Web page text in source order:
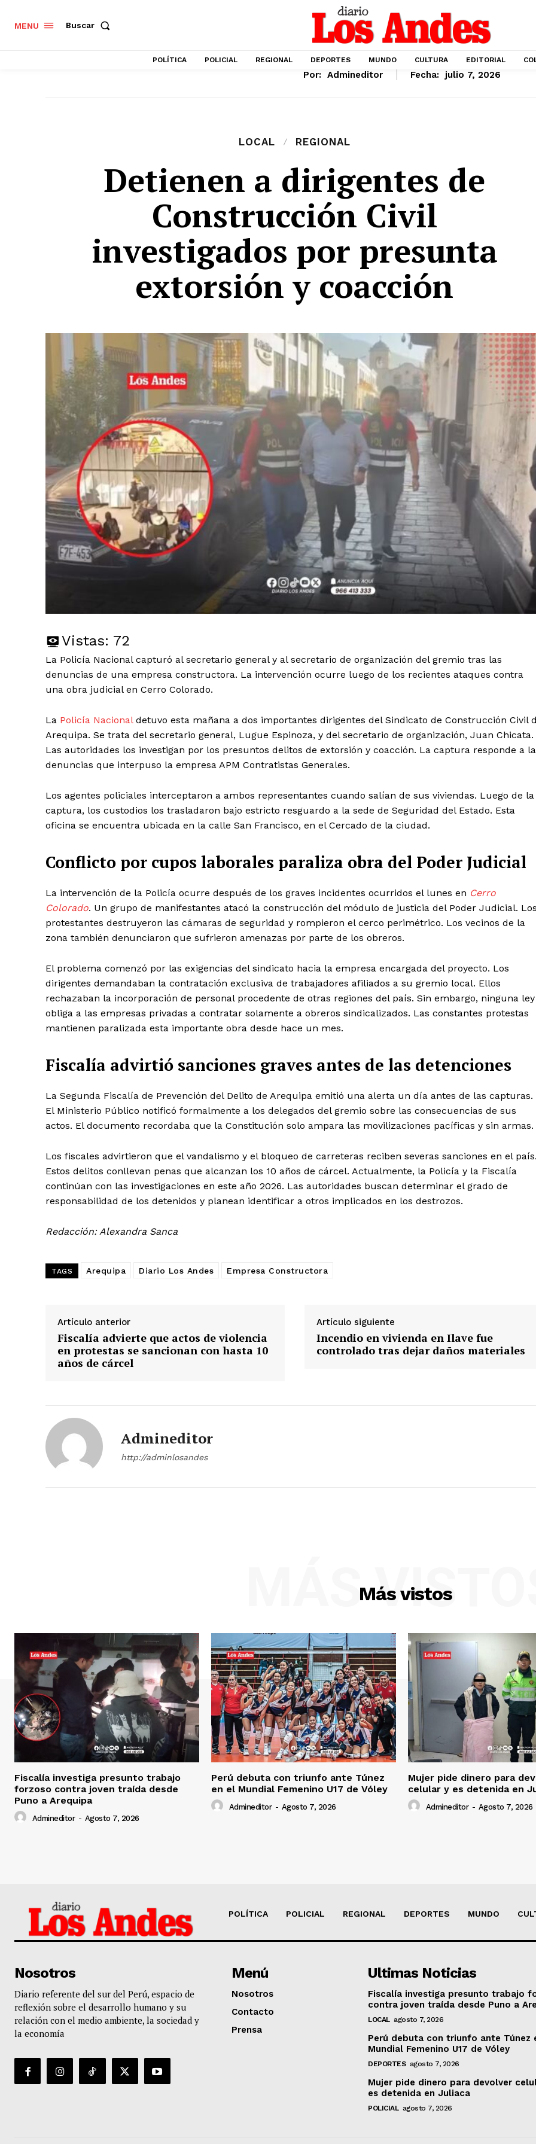
SUSCRIBETE
Nosotros
Contacto
MENU Buscar
POLÍTICA POLICIAL REGIONAL DEPORTES MUNDO CULTURA EDITORIAL
Por: Admineditor Fecha: julio 7, 2026
LOCAL REGIONAL
Detienen a dirigentes de
Construcción Civil
investigados por presunta
extorsión y coacción
Vistas: 72
La Policía Nacional capturó al secretario general y al secretario de organización del gremio tras las
denuncias de una empresa constructora. La intervención ocurre luego de los recientes ataques contra
una obra judicial en Cerro Colorado.
La Policía Nacionaldetuvo esta mañana a dos importantes dirigentes del Sindicato de Construcción Civil
Arequipa. Se trata del secretario general, Lugue Espinoza, y del secretario de organización, Juan Chicata.
Las autoridades los investigan por los presuntos delitos de extorsión y coacción. La captura responde a
denuncias que interpuso la empresa APM Contratistas Generales.
Los agentes policiales interceptaron a ambos representantes cuando salían de sus viviendas. Luego de la
captura, los custodios los trasladaron bajo estricto resguardo a la sede de Seguridad del Estado. Esta
oficina se encuentra ubicada en la calle San Francisco, en el Cercado de la ciudad.
Conflicto por cupos laborales paraliza obra del Poder Judicial
La intervención de la Policía ocurre después de los graves incidentes ocurridos el lunes en Cerro
Colorado. Un grupo de manifestantes atacó la construcción del módulo de justicia del Poder Judicial.
protestantes destruyeron las cámaras de seguridad y rompieron el cerco perimétrico. Los vecinos de la
zona también denunciaron que sufrieron amenazas por parte de los obreros.
El problema comenzó por las exigencias del sindicato hacia la empresa encargada del proyecto. Los
dirigentes demandaban la contratación exclusiva de trabajadores afiliados a su gremio local. Ellos
rechazaban la incorporación de personal procedente de otras regiones del país. Sin embargo, ninguna ley
obliga a las empresas privadas a contratar solamente a obreros sindicalizados. Las constantes protestas
mantienen paralizada esta importante obra desde hace un mes.
Fiscalía advirtió sanciones graves antes de las detenciones
La Segunda Fiscalía de Prevención del Delito de Arequipa emitió una alerta un día antes de las capturas.
El Ministerio Público notificó formalmente a los delegados del gremio sobre las consecuencias de sus
actos. El documento recordaba que la Constitución solo ampara las movilizaciones pacíficas y sin armas.
Los fiscales advirtieron que el vandalismo y el bloqueo de carreteras reciben severas sanciones en el
Estos delitos conllevan penas que alcanzan los 10 años de cárcel. Actualmente, la Policía y la Fiscalía
continúan con las investigaciones en este año 2026. Las autoridades buscan determinar el grado de
responsabilidad de los detenidos y planean identificar a otros implicados en los destrozos.
Redacción: Alexandra Sanca
TAGS Arequipa Diario Los Andes Empresa Constructora
Artículo anterior
Fiscalía advierte que actos de violencia
en protestas se sancionan con hasta 10
años de cárcel
Artículo siguiente
Incendio en vivienda en Ilave fue
controlado tras dejar daños materiales
Admineditor
http://adminlosandes
Más vistos
MÁS
Fiscalía investiga presunto trabajo
forzoso contra joven traída desde
Puno a Arequipa
Admineditor - Agosto 7, 2026
Perú debuta con triunfo ante Túnez
en el Mundial Femenino U17 de Vóley
Admineditor - Agosto 7, 2026
Mujer pide dinero para
celular y es detenida en
Admineditor - Agosto 7, 2026
POLÍTICA POLICIAL REGIONAL DEPORTES MUNDO
Nosotros
Diario referente del sur del Perú, espacio de
reflexión sobre el desarrollo humano y su
relación con el medio ambiente, la sociedad y
la economía
Menú
Nosotros
Contacto
Prensa
Ultimas Noticias
Fiscalía investiga presunto trabajo
contra joven traída desde Puno a
LOCAL agosto 7, 2026
Perú debuta con triunfo ante Túnez
Mundial Femenino U17 de Vóley
DEPORTES agosto 7, 2026
Mujer pide dinero para devolver
es detenida en Juliaca
POLICIAL agosto 7, 2026